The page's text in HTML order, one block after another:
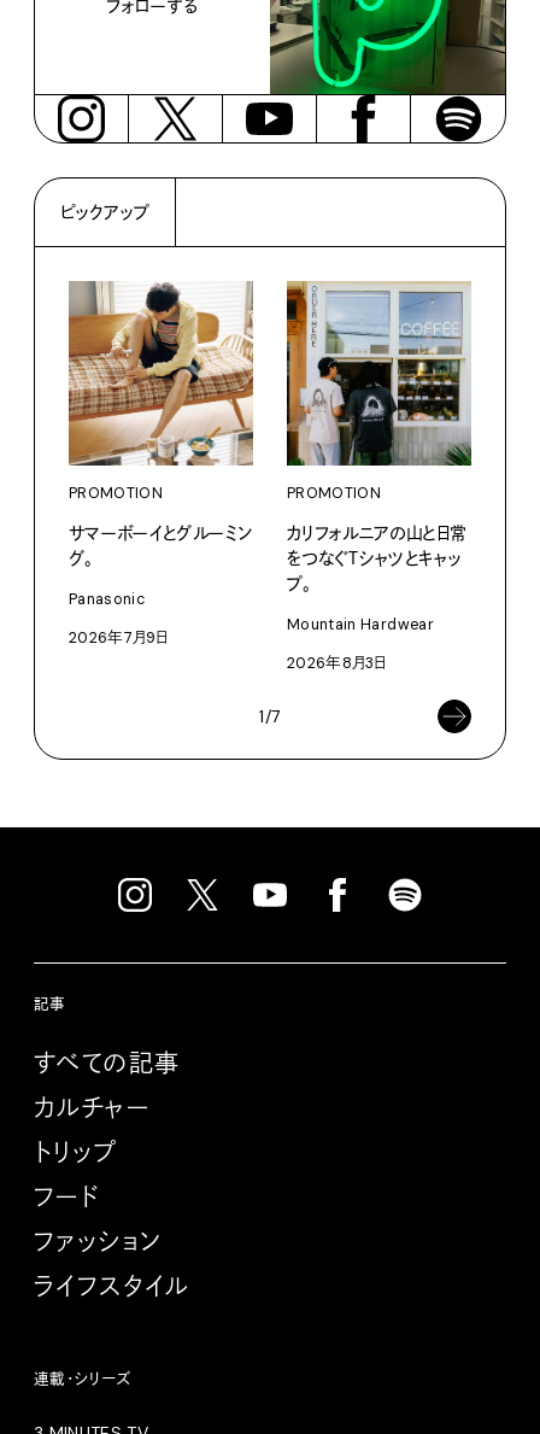
フォローする
ピックアップ
PROMOTION
サマーボーイとグルーミン
グ。
Panasonic
2026年7月9日
PROMOTION
カリフォルニアの山と日常
をつなぐＴシャツとキャッ
プ。
Mountain Hardwear
2026年8月3日
1/7
記事
すべての記事
カルチャー
トリップ
フード
ファッション
ライフスタイル
連載・シリーズ